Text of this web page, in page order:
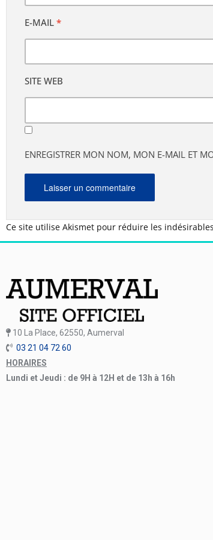
E-MAIL *
SITE WEB
ENREGISTRER MON NOM, MON E-MAIL ET
Ce site utilise Akismet pour réduire les
10 La Place, 62550, Aumerval
03 21 04 72 60
HORAIRES
Lundi et Jeudi : de 9H à 12H et de 13h à 16h